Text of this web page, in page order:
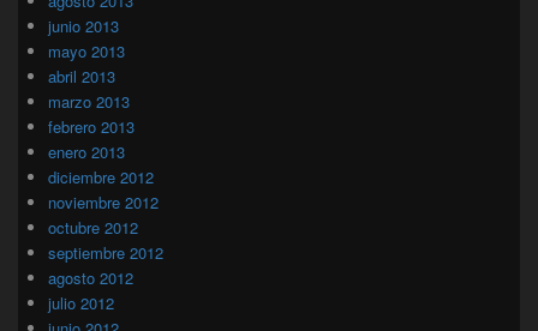
junio 2013
mayo 2013
abril 2013
marzo 2013
febrero 2013
enero 2013
diciembre 2012
noviembre 2012
octubre 2012
septiembre 2012
agosto 2012
julio 2012